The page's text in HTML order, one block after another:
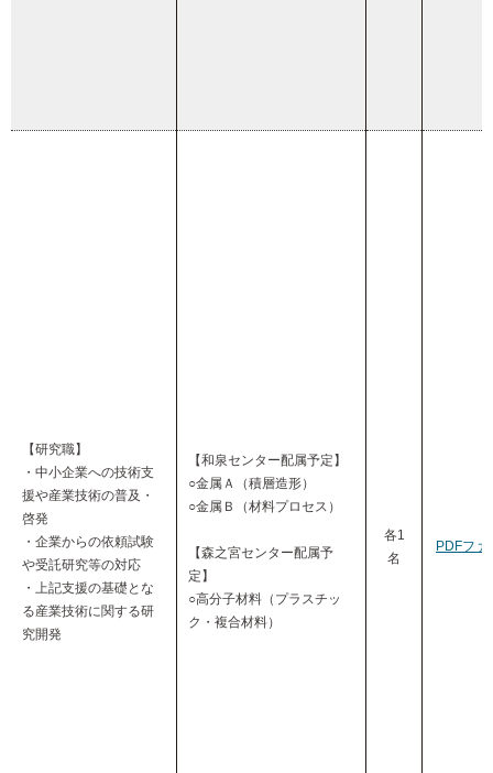
【研究職】
・中小企業への技術支
援や産業技術の普及・
啓発
・企業からの依頼試験
や受託研究等の対応
・上記支援の基礎とな
る産業技術に関する研
究開発
【和泉センター配属予定】
○金属Ａ（積層造形）
○金属Ｂ（材料プロセス）
【森之宮センター配属予
定】
○高分子材料（プラスチッ
ク・複合材料）
各1
名
PDFファ